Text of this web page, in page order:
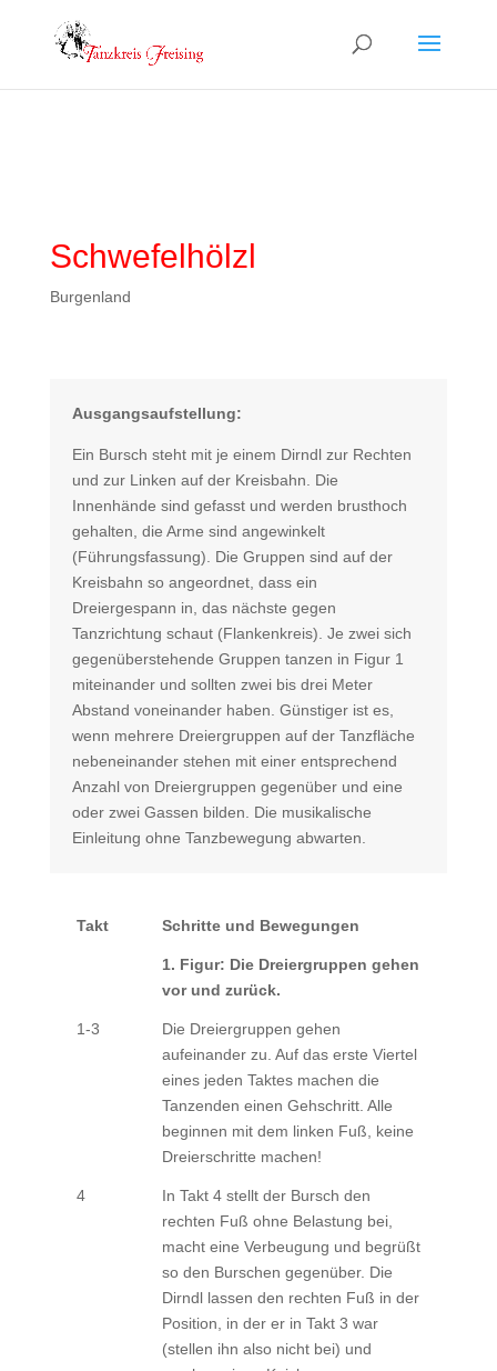
Schwefelhölzl
Burgenland
Ausgangsaufstellung:
Ein Bursch steht mit je einem Dirndl zur Rechten
und zur Linken auf der Kreisbahn. Die
Innenhände sind gefasst und werden brusthoch
gehalten, die Arme sind angewinkelt
(Führungsfassung). Die Gruppen sind auf der
Kreisbahn so angeordnet, dass ein
Dreiergespann in, das nächste gegen
Tanzrichtung schaut (Flankenkreis). Je zwei sich
gegenüberstehende Gruppen tanzen in Figur 1
miteinander und sollten zwei bis drei Meter
Abstand voneinander haben. Günstiger ist es,
wenn mehrere Dreiergruppen auf der Tanzfläche
nebeneinander stehen mit einer entsprechend
Anzahl von Dreiergruppen gegenüber und eine
oder zwei Gassen bilden. Die musikalische
Einleitung ohne Tanzbewegung abwarten.
Takt Schritte und Bewegungen
1. Figur: Die Dreiergruppen gehen
vor und zurück.
1-3
Die Dreiergruppen gehen
aufeinander zu. Auf das erste Viertel
eines jeden Taktes machen die
Tanzenden einen Gehschritt. Alle
beginnen mit dem linken Fuß, keine
Dreierschritte machen!
4
In Takt 4 stellt der Bursch den
rechten Fuß ohne Belastung bei,
macht eine Verbeugung und begrüßt
so den Burschen gegenüber. Die
Dirndl lassen den rechten Fuß in der
Position, in der er in Takt 3 war
(stellen ihn also nicht bei) und